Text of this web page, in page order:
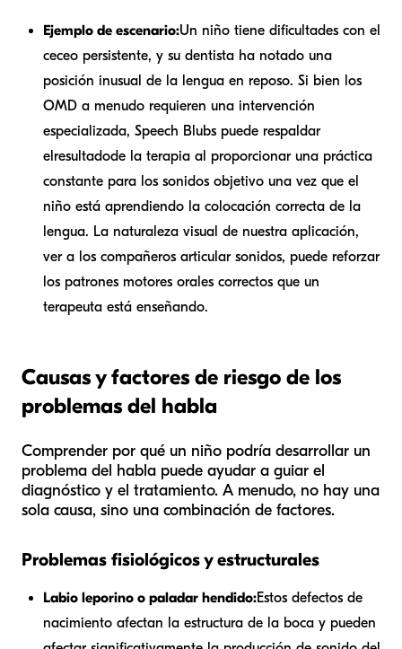
Ejemplo de escenario:Un niño tiene dificultades con el
ceceo persistente, y su dentista ha notado una
posición inusual de la lengua en reposo. Si bien los
OMD a menudo requieren una intervención
especializada, Speech Blubs puede respaldar
el resultadode la terapia al proporcionar una práctica
constante para los sonidos objetivo una vez que el
niño está aprendiendo la colocación correcta de la
lengua. La naturaleza visual de nuestra aplicación,
ver a los compañeros articular sonidos, puede reforzar
los patrones motores orales correctos que un
terapeuta está enseñando.
Causas y factores de riesgo de los
problemas del habla
Comprender por qué un niño podría desarrollar un
problema del habla puede ayudar a guiar el
diagnóstico y el tratamiento. A menudo, no hay una
sola causa, sino una combinación de factores.
Problemas fisiológicos y estructurales
Labio leporino o paladar hendido:Estos defectos de
nacimiento afectan la estructura de la boca y pueden